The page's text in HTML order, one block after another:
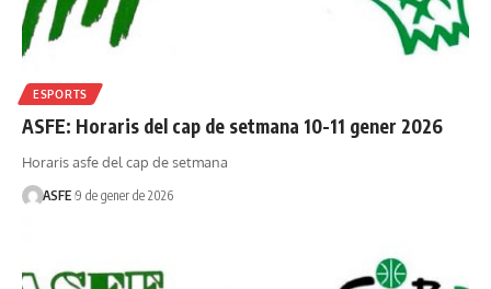
ESPORTS
ASFE: Horaris del cap de setmana 10-11 gener 2026
Horaris asfe del cap de setmana
ASFE 9 de gener de 2026